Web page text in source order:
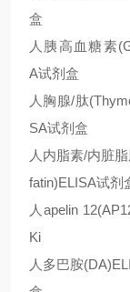
盒
人胰高血糖素
A试剂盒
人胸腺/肽
SA试剂盒
人内脂素/内脏
fatin)ELISA试剂
人 apelin
Ki
人多巴胺